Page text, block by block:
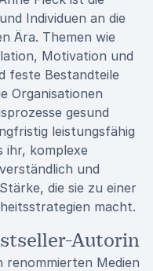
Individuen an die
Ära. Themen wie
Motivation und
feste Bestandteile
Organisationen
gesund
leistungsfähig
ihr, komplexe
und
die sie zu einer
macht.
Autorin
renommierten Medien